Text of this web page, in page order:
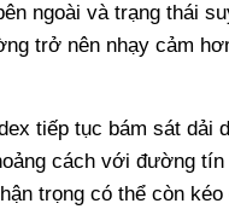
ngoài và trạng thái
trở nên nhạy cảm
tiếp tục bám sát dải
cách với đường
trọng có thể còn